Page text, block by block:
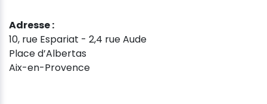
Adresse :
10, rue Espariat - 2,4 rue Aude
Place d’Albertas
Aix-en-Provence